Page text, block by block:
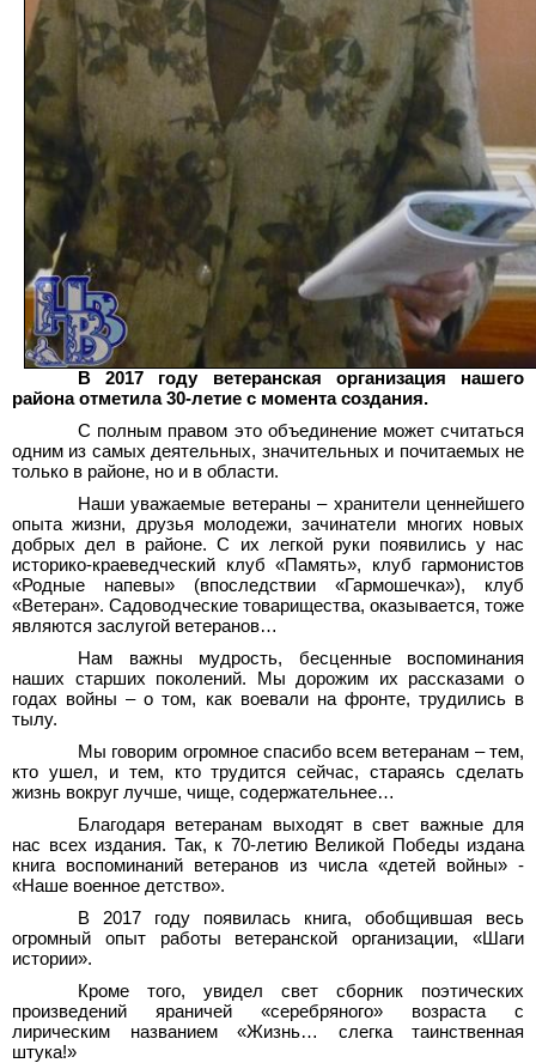
В 2017 году ветеранская организация нашего
района отметила 30-летие с момента создания.
С полным правом это объединение может считаться
одним из самых деятельных, значительных и почитаемых не
только в районе, но и в области.
Наши уважаемые ветераны – хранители ценнейшего
опыта жизни, друзья молодежи, зачинатели многих новых
добрых дел в районе. С их легкой руки появились у нас
историко-краеведческий клуб «Память», клуб гармонистов
«Родные напевы» (впоследствии «Гармошечка»), клуб
«Ветеран». Садоводческие товарищества, оказывается, тоже
являются заслугой ветеранов…
Нам важны мудрость, бесценные воспоминания
наших старших поколений. Мы дорожим их рассказами о
годах войны – о том, как воевали на фронте, трудились в
тылу.
Мы говорим огромное спасибо всем ветеранам – тем,
кто ушел, и тем, кто трудится сейчас, стараясь сделать
жизнь вокруг лучше, чище, содержательнее…
Благодаря ветеранам выходят в свет важные для
нас всех издания. Так, к 70-летию Великой Победы издана
книга воспоминаний ветеранов из числа «детей войны» -
«Наше военное детство».
В 2017 году появилась книга, обобщившая весь
огромный опыт работы ветеранской организации, «Шаги
истории».
Кроме того, увидел свет сборник поэтических
произведений яраничей «серебряного» возраста с
лирическим названием «Жизнь… слегка таинственная
штука!»